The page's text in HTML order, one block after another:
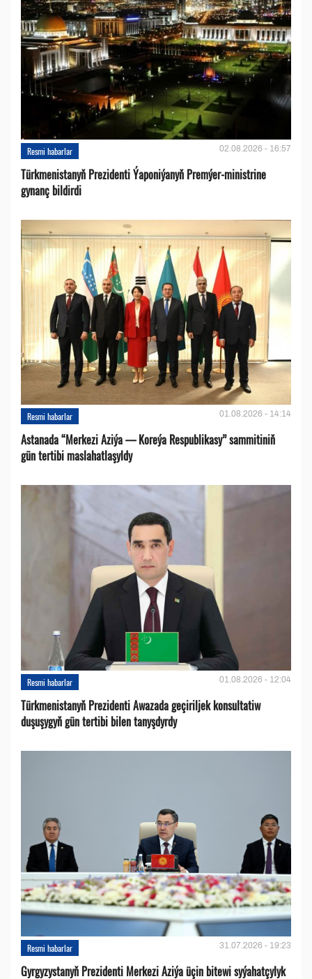
Resmi habarlar 02.08.2026 - 16:57
Türkmenistanyň Prezidenti Ýaponiýanyň Premýer-ministrine
gynanç bildirdi
Resmi habarlar 01.08.2026 - 14:14
Astanada “Merkezi Aziýa — Koreýa Respublikasy” sammitiniň
gün tertibi maslahatlaşyldy
Resmi habarlar 01.08.2026 - 12:04
Türkmenistanyň Prezidenti Awazada geçiriljek konsultatiw
duşuşygyň gün tertibi bilen tanyşdyrdy
Resmi habarlar 31.07.2026 - 19:23
Gyrgyzystanyň Prezidenti Merkezi Aziýa üçin bitewi syýahatçylyk